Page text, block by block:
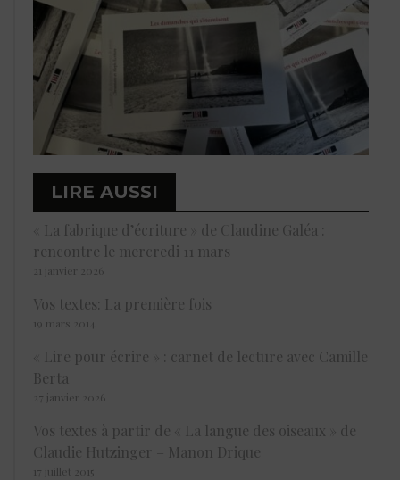
LIRE AUSSI
« La fabrique d’écriture » de Claudine Galéa :
rencontre le mercredi 11 mars
21 janvier 2026
Vos textes: La première fois
19 mars 2014
« Lire pour écrire » : carnet de lecture avec Camille
Berta
27 janvier 2026
Vos textes à partir de « La langue des oiseaux » de
Claudie Hutzinger – Manon Drique
17 juillet 2015